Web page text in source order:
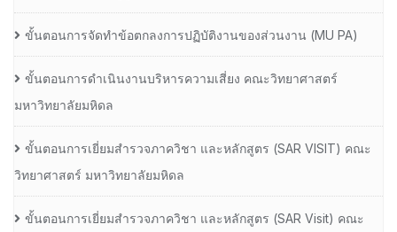
ขั้นตอนการจัดทำข้อตกลงการปฏิบัติงานของส่วนงาน (MU PA)
ขั้นตอนการดำเนินงานบริหารความเสี่ยง คณะวิทยาศาสตร์
มหาวิทยาลัยมหิดล
ขั้นตอนการเยี่ยมสำรวจภาควิชา และหลักสูตร (SAR VISIT) คณะ
วิทยาศาสตร์ มหาวิทยาลัยมหิดล
ขั้นตอนการเยี่ยมสำรวจภาควิชา และหลักสูตร (SAR Visit) คณะ